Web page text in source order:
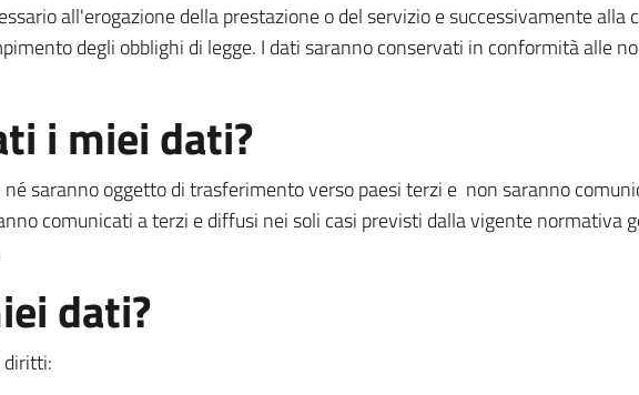
all'erogazione della prestazione o del servizio e successivamente alla
degli obblighi di legge. I dati saranno conservati in conformità alle
i miei dati?
saranno oggetto di trasferimento verso paesi terzi e non saranno
comunicati a terzi e diffusi nei soli casi previsti dalla vigente normativa
dati?
diritti: